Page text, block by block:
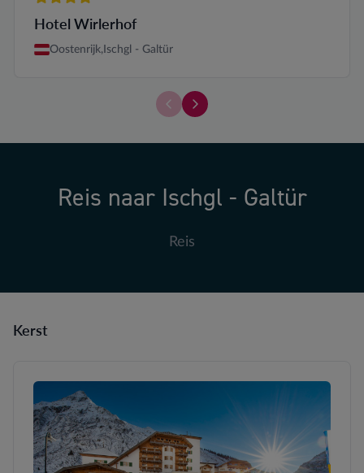
Hotel Wirlerhof
Oostenrijk,Ischgl - Galtür
Er zijn momenteel geen kamers
Vergelijk de verschillende
Reis naar Ischgl - Galtür
Reis
Kerst